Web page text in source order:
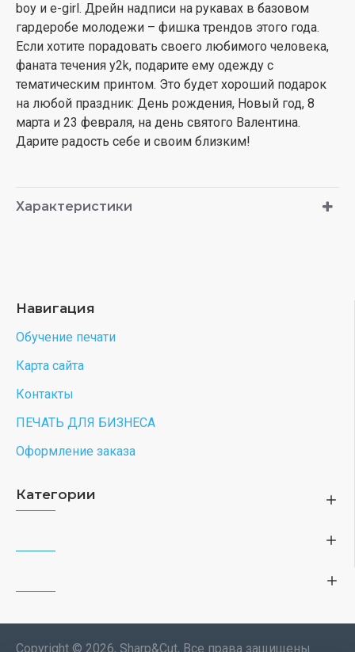
boy и e-girl. Дрейн надписи на рукавах в базовом
гардеробе молодежи – фишка трендов этого года.
Если хотите порадовать своего любимого человека,
фаната течения y2k, подарите ему одежду с
тематическим принтом. Это будет хороший подарок
на любой праздник: День рождения, Новый год, 8
марта и 23 февраля, на день святого Валентина.
Дарите радость себе и своим близким!
Характеристики
Навигация
Обучение печати
Карта сайта
Контакты
ПЕЧАТЬ ДЛЯ БИЗНЕСА
Оформление заказа
Категории
Copyright © 2026, Sharp&Cut, Все права защищены